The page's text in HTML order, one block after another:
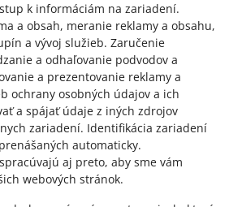
k informáciám na zariadení.
a obsah, meranie reklamy a obsahu,
a vývoj služieb. Zaručenie
a odhaľovanie podvodov a
a prezentovanie reklamy a
ochrany osobných údajov a ich
a spájať údaje z iných zdrojov
zariadení. Identifikácia zariadení
automaticky.
aj preto, aby sme vám
webových stránok.